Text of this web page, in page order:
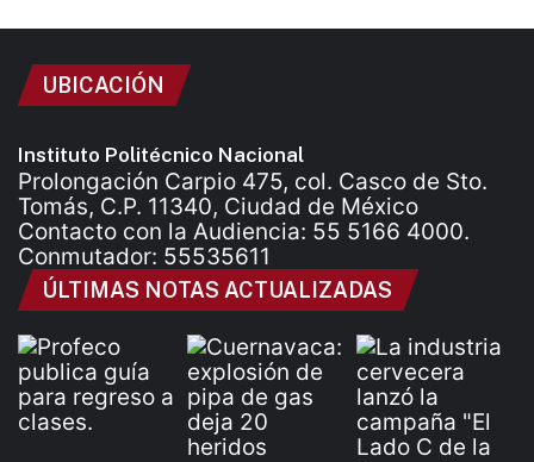
UBICACIÓN
Instituto Politécnico Nacional
Prolongación Carpio 475, col. Casco de Sto.
Tomás, C.P. 11340, Ciudad de México
Contacto con la Audiencia: 55 5166 4000.
Conmutador: 55535611
ÚLTIMAS NOTAS ACTUALIZADAS